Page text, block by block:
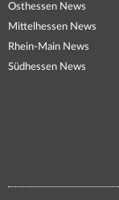
Osthessen News
Mittelhessen News
Rhein-Main News
Südhessen News